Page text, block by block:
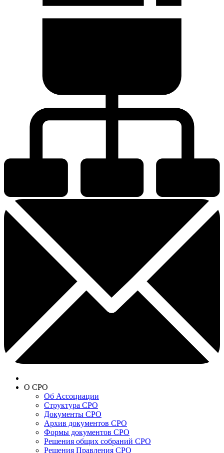
О СРО
Об Ассоциации
Структура СРО
Документы СРО
Архив документов СРО
Формы документов СРО
Решения общих собраний СРО
Решения Правления СРО